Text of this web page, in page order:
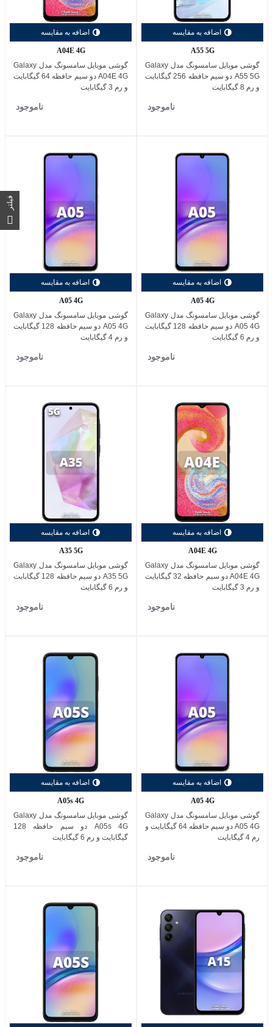
اضافه به مقایسه
A55 5G
گوشی موبایل سامسونگ مدل Galaxy
A55 5G دو سیم حافظه 256 گیگابایت
و رم 8 گیگابایت
ناموجود
اضافه به مقایسه
A04E 4G
گوشی موبایل سامسونگ مدل Galaxy
A04E 4G دو سیم حافظه 64 گیگابایت
و رم 3 گیگابایت
ناموجود
اضافه به مقایسه
A05 4G
گوشی موبایل سامسونگ مدل Galaxy
A05 4G دو سیم حافظه 128 گیگابایت
و رم 6 گیگابایت
ناموجود
اضافه به مقایسه
A05 4G
گوشی موبایل سامسونگ مدل Galaxy
A05 4G دو سیم حافظه 128 گیگابایت
و رم 4 گیگابایت
ناموجود
اضافه به مقایسه
A04E 4G
گوشی موبایل سامسونگ مدل Galaxy
A04E 4G دو سیم حافظه 32 گیگابایت
و رم 3 گیگابایت
ناموجود
اضافه به مقایسه
A35 5G
گوشی موبایل سامسونگ مدل Galaxy
A35 5G دو سیم حافظه 128 گیگابایت
و رم 6 گیگابایت
ناموجود
اضافه به مقایسه
A05 4G
گوشی موبایل سامسونگ مدل Galaxy
A05 4G دو سیم حافظه 64 گیگابایت و
رم 4 گیگابایت
ناموجود
اضافه به مقایسه
A05s 4G
گوشی موبایل سامسونگ مدل Galaxy
A05s 4G دو سیم حافظه 128
گیگابایت و رم 6 گیگابایت
ناموجود
فیلتر